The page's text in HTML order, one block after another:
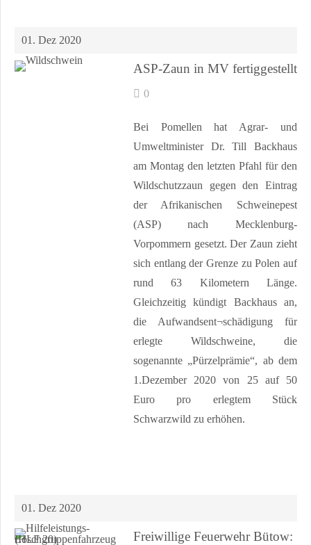
01. Dez 2020
ASP-Zaun in MV fertiggestellt
0
Bei Pomellen hat Agrar- und
Umweltminister Dr. Till Backhaus
am Montag den letzten Pfahl für den
Wildschutzzaun gegen den Eintrag
der Afrikanischen Schweinepest
(ASP) nach Mecklenburg-
Vorpommern gesetzt. Der Zaun zieht
sich entlang der Grenze zu Polen auf
rund 63 Kilometern Länge.
Gleichzeitig kündigt Backhaus an,
die Aufwandsent¬schädigung für
erlegte Wildschweine, die
sogenannte „Pürzelprämie“, ab dem
1.Dezember 2020 von 25 auf 50
Euro pro erlegtem Stück
Schwarzwild zu erhöhen.
01. Dez 2020
Freiwillige Feuerwehr Bütow: